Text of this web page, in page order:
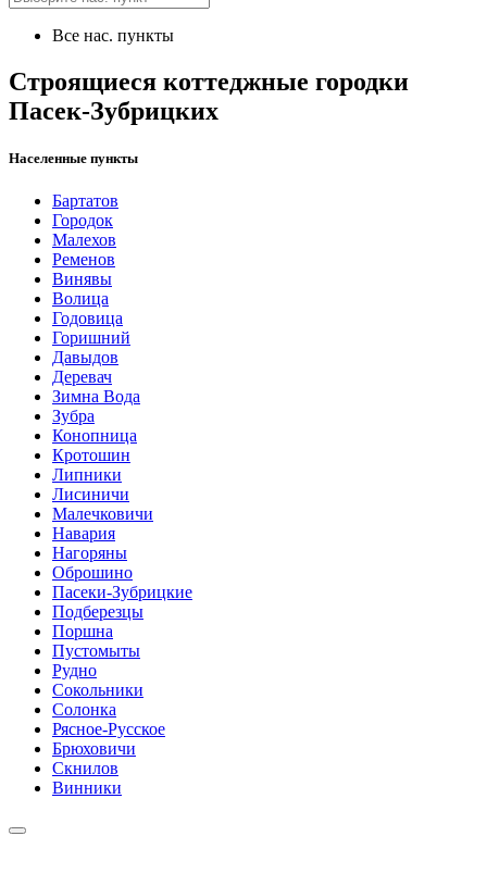
Все нас. пункты
Строящиеся коттеджные городки
Пасек-Зубрицких
Населенные пункты
Бартатов
Городок
Малехов
Ременов
Винявы
Волица
Годовица
Горишний
Давыдов
Деревач
Зимна Вода
Зубра
Конопница
Кротошин
Липники
Лисиничи
Малечковичи
Навария
Нагоряны
Оброшино
Пасеки-Зубрицкие
Подберезцы
Поршна
Пустомыты
Рудно
Сокольники
Солонка
Рясное-Русское
Брюховичи
Скнилов
Винники